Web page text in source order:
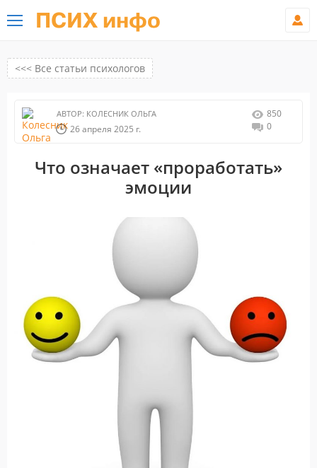
ПСИХ инфо
<<< Все статьи психологов
АВТОР: КОЛЕСНИК ОЛЬГА
26 апреля 2025 г.
850
0
Что означает «проработать»
эмоции